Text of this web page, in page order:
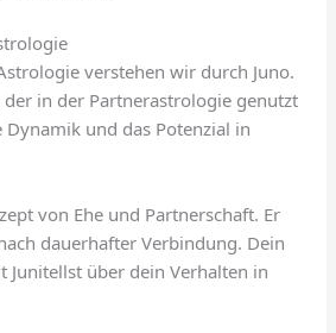
verstehen wir durch Juno.
der in der Partnerastrologie genutzt
und das Potenzial in
von Ehe und Partnerschaft. Er
dauerhafter Verbindung. Dein
Junitellst über dein Verhalten in